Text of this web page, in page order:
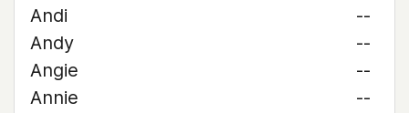
Andi
--
Andy
--
Angie
--
Annie
--